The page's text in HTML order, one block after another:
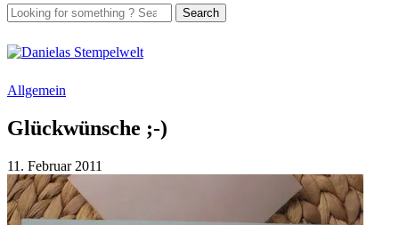
Allgemein
Glückwünsche ;-)
11. Februar 2011